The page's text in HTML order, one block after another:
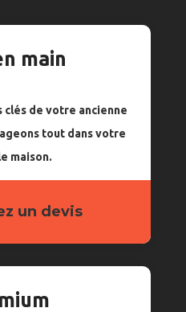
main
clés de votre ancienne
tout dans votre
maison.
un devis